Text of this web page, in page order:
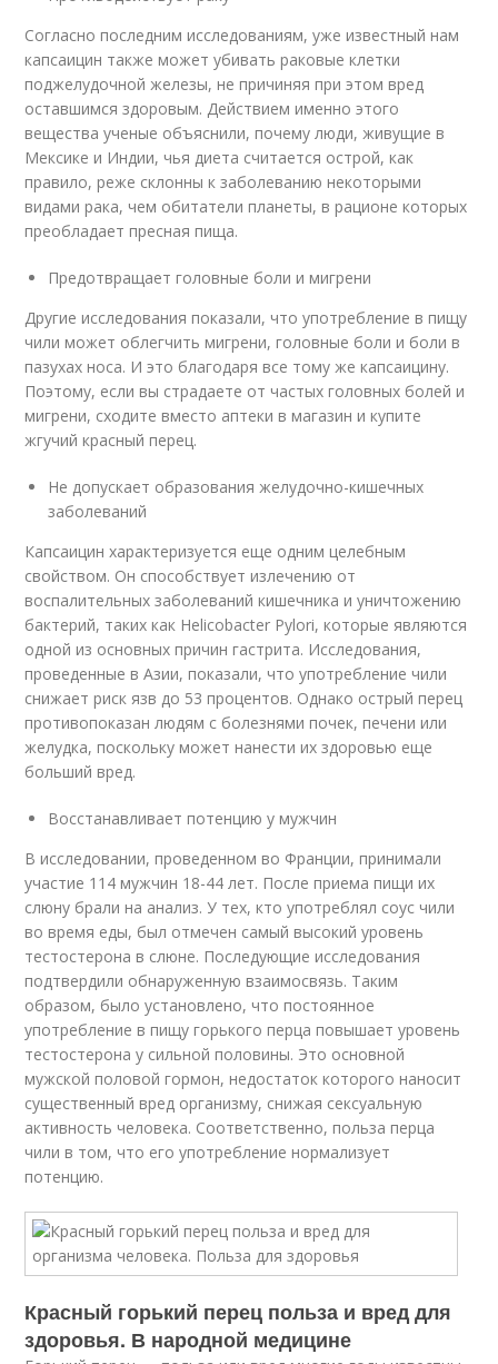
Согласно последним исследованиям, уже известный нам
капсаицин также может убивать раковые клетки
поджелудочной железы, не причиняя при этом вред
оставшимся здоровым. Действием именно этого
вещества ученые объяснили, почему люди, живущие в
Мексике и Индии, чья диета считается острой, как
правило, реже склонны к заболеванию некоторыми
видами рака, чем обитатели планеты, в рационе которых
преобладает пресная пища.
Предотвращает головные боли и мигрени
Другие исследования показали, что употребление в пищу
чили может облегчить мигрени, головные боли и боли в
пазухах носа. И это благодаря все тому же капсаицину.
Поэтому, если вы страдаете от частых головных болей и
мигрени, сходите вместо аптеки в магазин и купите
жгучий красный перец.
Не допускает образования желудочно-кишечных
заболеваний
Капсаицин характеризуется еще одним целебным
свойством. Он способствует излечению от
воспалительных заболеваний кишечника и уничтожению
бактерий, таких как Helicobacter Pylori, которые являются
одной из основных причин гастрита. Исследования,
проведенные в Азии, показали, что употребление чили
снижает риск язв до 53 процентов. Однако острый перец
противопоказан людям с болезнями почек, печени или
желудка, поскольку может нанести их здоровью еще
больший вред.
Восстанавливает потенцию у мужчин
В исследовании, проведенном во Франции, принимали
участие 114 мужчин 18-44 лет. После приема пищи их
слюну брали на анализ. У тех, кто употреблял соус чили
во время еды, был отмечен самый высокий уровень
тестостерона в слюне. Последующие исследования
подтвердили обнаруженную взаимосвязь. Таким
образом, было установлено, что постоянное
употребление в пищу горького перца повышает уровень
тестостерона у сильной половины. Это основной
мужской половой гормон, недостаток которого наносит
существенный вред организму, снижая сексуальную
активность человека. Соответственно, польза перца
чили в том, что его употребление нормализует
потенцию.
Красный горький перец польза и вред для
здоровья. В народной медицине